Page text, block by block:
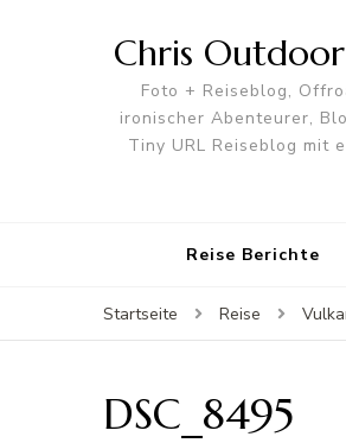
Chris
Foto + Reiseblog,
ironischer Abenteurer,
Tiny URL Reiseblog mit
Reise Berichte
Startseite Reise
DSC_8495